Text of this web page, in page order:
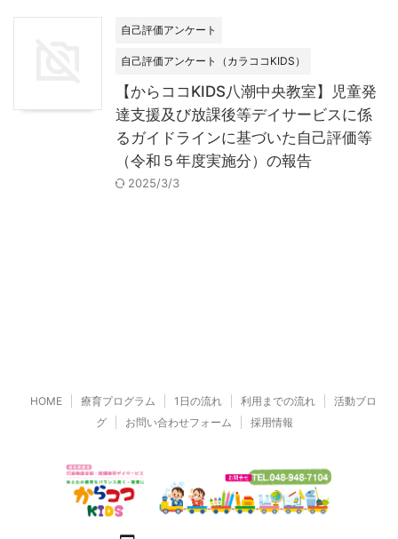
自己評価アンケート
自己評価アンケート（カラココKIDS）
【からココKIDS八潮中央教室】児童発
達支援及び放課後等デイサービスに係
るガイドラインに基づいた自己評価等
（令和５年度実施分）の報告
2025/3/3
HOME 療育プログラム 1日の流れ 利用までの流れ
活動ブロ
グ
お問い合わせフォーム 採用情報